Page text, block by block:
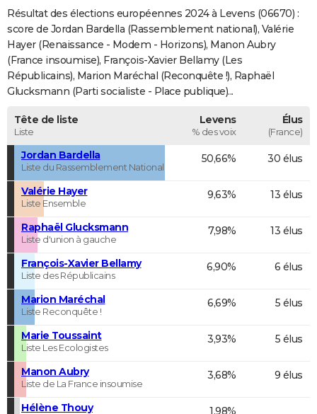
COPAINS D'AVANT
S'inscrire
Se connecter
Lycées
Collèges
Primaires
Universités
Entreprises
Service militaire
Avis de recherche
AVIS DE DÉCÈS
FORUM
Résultat des élections européennes 2024 à Levens (06670) :
score de Jordan Bardella (Rassemblement national), Valérie
Hayer (Renaissance - Modem - Horizons), Manon Aubry
(France insoumise), François-Xavier Bellamy (Les
Républicains), Marion Maréchal (Reconquête !), Raphaël
Glucksmann (Parti socialiste - Place publique)...
Tête de liste
Liste
Levens
% des voix
Élus
(France)
Jordan Bardella
Liste du Rassemblement National
50,66% 30 élus
Valérie Hayer
Liste Ensemble
9,63% 13 élus
Raphaël Glucksmann
Liste d'union à gauche
7,98% 13 élus
François-Xavier Bellamy
Liste des Républicains
6,90% 6 élus
Marion Maréchal
Liste Reconquête !
6,69% 5 élus
Marie Toussaint
Liste Les Ecologistes
3,93% 5 élus
Manon Aubry
Liste de La France insoumise
3,68% 9 élus
Hélène Thouy 1,98%